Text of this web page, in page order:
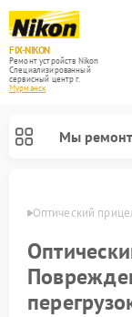
FIX-NIKON
Ремонт устройств Nikon
Специализированный
cервисный центр г.
Мурманск
Мы
Оптический